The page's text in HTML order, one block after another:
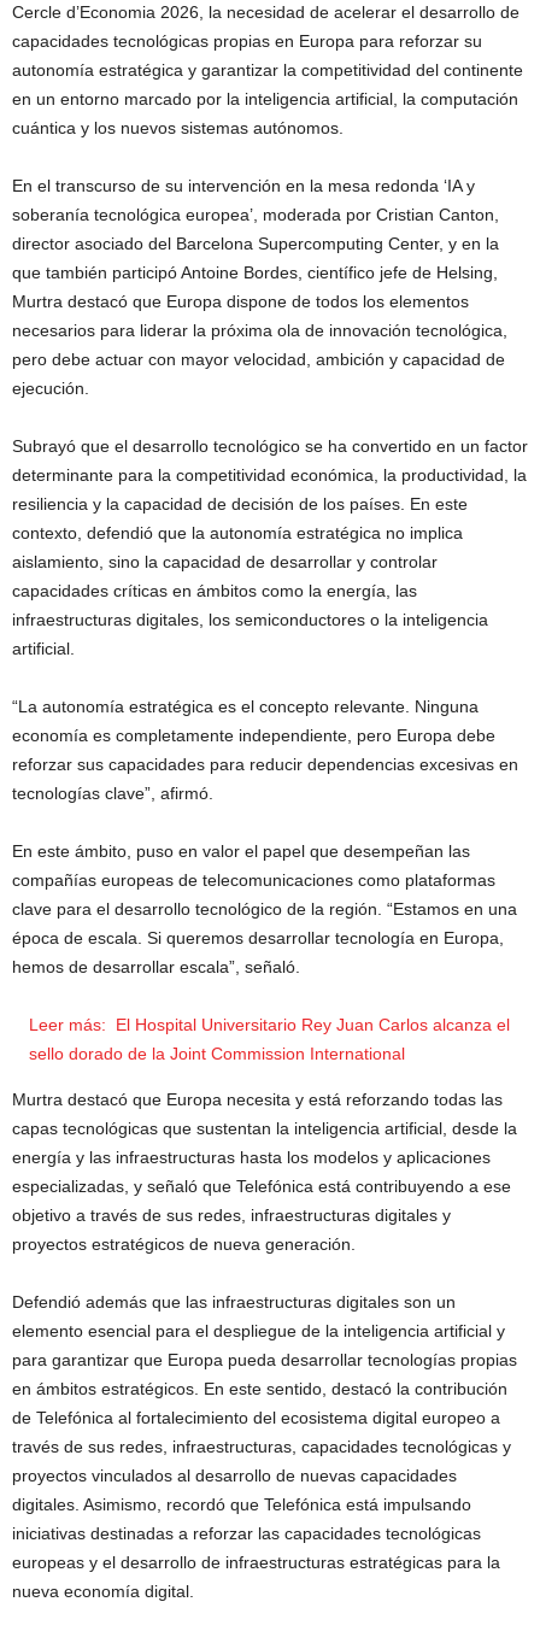
Cercle d’Economia 2026, la necesidad de acelerar el desarrollo de
capacidades tecnológicas propias en Europa para reforzar su
autonomía estratégica y garantizar la competitividad del continente
en un entorno marcado por la inteligencia artificial, la computación
cuántica y los nuevos sistemas autónomos.
En el transcurso de su intervención en la mesa redonda ‘IA y
soberanía tecnológica europea’, moderada por Cristian Canton,
director asociado del Barcelona Supercomputing Center, y en la
que también participó Antoine Bordes, científico jefe de Helsing,
Murtra destacó que Europa dispone de todos los elementos
necesarios para liderar la próxima ola de innovación tecnológica,
pero debe actuar con mayor velocidad, ambición y capacidad de
ejecución.
Subrayó que el desarrollo tecnológico se ha convertido en un factor
determinante para la competitividad económica, la productividad, la
resiliencia y la capacidad de decisión de los países. En este
contexto, defendió que la autonomía estratégica no implica
aislamiento, sino la capacidad de desarrollar y controlar
capacidades críticas en ámbitos como la energía, las
infraestructuras digitales, los semiconductores o la inteligencia
artificial.
“La autonomía estratégica es el concepto relevante. Ninguna
economía es completamente independiente, pero Europa debe
reforzar sus capacidades para reducir dependencias excesivas en
tecnologías clave”, afirmó.
En este ámbito, puso en valor el papel que desempeñan las
compañías europeas de telecomunicaciones como plataformas
clave para el desarrollo tecnológico de la región. “Estamos en una
época de escala. Si queremos desarrollar tecnología en Europa,
hemos de desarrollar escala”, señaló.
Leer más:
El Hospital Universitario Rey Juan Carlos alcanza el
sello dorado de la Joint Commission International
Murtra destacó que Europa necesita y está reforzando todas las
capas tecnológicas que sustentan la inteligencia artificial, desde la
energía y las infraestructuras hasta los modelos y aplicaciones
especializadas, y señaló que Telefónica está contribuyendo a ese
objetivo a través de sus redes, infraestructuras digitales y
proyectos estratégicos de nueva generación.
Defendió además que las infraestructuras digitales son un
elemento esencial para el despliegue de la inteligencia artificial y
para garantizar que Europa pueda desarrollar tecnologías propias
en ámbitos estratégicos. En este sentido, destacó la contribución
de Telefónica al fortalecimiento del ecosistema digital europeo a
través de sus redes, infraestructuras, capacidades tecnológicas y
proyectos vinculados al desarrollo de nuevas capacidades
digitales. Asimismo, recordó que Telefónica está impulsando
iniciativas destinadas a reforzar las capacidades tecnológicas
europeas y el desarrollo de infraestructuras estratégicas para la
nueva economía digital.